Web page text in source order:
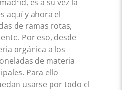
es a su vez la
aquí y ahora el
de ramas rotas,
Por eso, desde
orgánica a los
de materia
Para ello
usarse por todo el